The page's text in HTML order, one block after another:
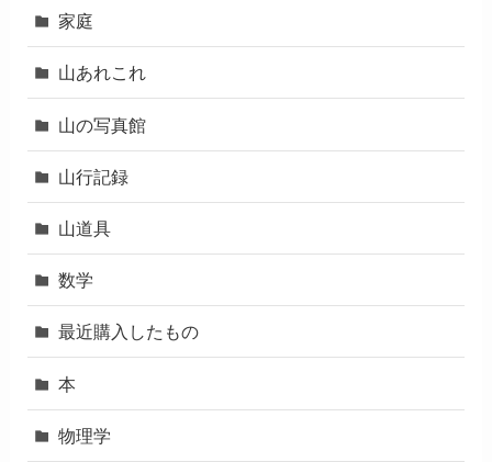
家庭
山あれこれ
山の写真館
山行記録
山道具
数学
最近購入したもの
本
物理学